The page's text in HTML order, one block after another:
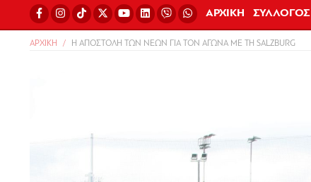
ΑΡΧΙΚΗ ΣΥΛΛΟΓΟΣ
ΑΡΧΙΚΗ Η ΑΠΟΣΤΟΛΗ ΤΩΝ ΝΕΩΝ ΓΙΑ ΤΟΝ ΑΓΩΝΑ ΜΕ ΤΗ SALZBURG